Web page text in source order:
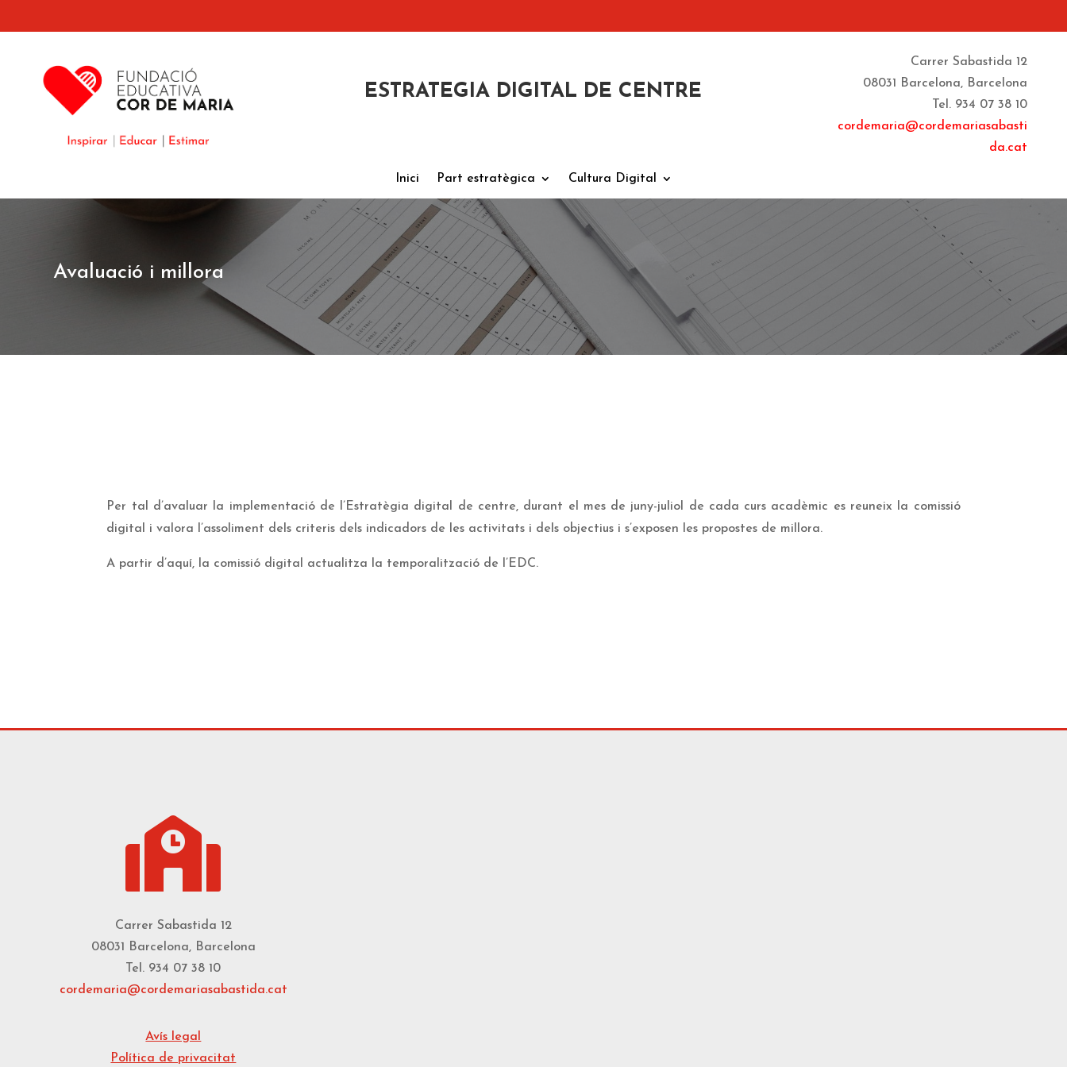
ESTRATEGIA DIGITAL DE CENTRE
Carrer Sabastida 12
08031 Barcelona, Barcelona
Tel. 934 07 38 10
cordemaria@cordemariasabasti
da.cat
Inici Part estratègica Cultura Digital
Avaluació i millora
Per tal d’avaluar la implementació de l’Estratègia digital de centre, durant el mes de juny-juliol de cada curs acadèmic es reuneix la comissió
digital i valora l’assoliment dels criteris dels indicadors de les activitats i dels objectius i s’exposen les propostes de millora.
A partir d’aquí, la comissió digital actualitza la temporalització de l’EDC.

Carrer Sabastida 12
08031 Barcelona, Barcelona
Tel. 934 07 38 10
cordemaria@cordemariasabastida.cat
Avís legal
Política de privacitat